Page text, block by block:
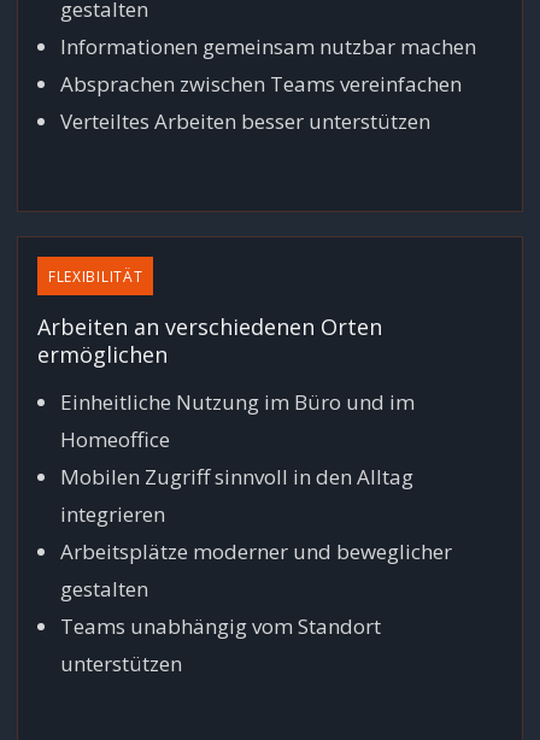
gestalten
Informationen gemeinsam nutzbar machen
Absprachen zwischen Teams vereinfachen
Verteiltes Arbeiten besser unterstützen
FLEXIBILITÄT
Arbeiten an verschiedenen Orten
ermöglichen
Einheitliche Nutzung im Büro und im
Homeoffice
Mobilen Zugriff sinnvoll in den Alltag
integrieren
Arbeitsplätze moderner und beweglicher
gestalten
Teams unabhängig vom Standort
unterstützen